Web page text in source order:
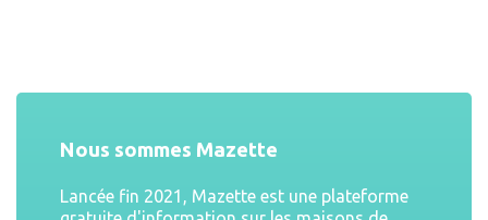
Nous sommes Mazette
Lancée fin 2021, Mazette est une plateforme